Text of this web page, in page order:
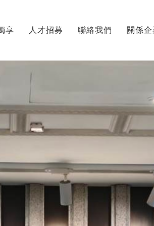
享 人才招募 聯絡我們 關係